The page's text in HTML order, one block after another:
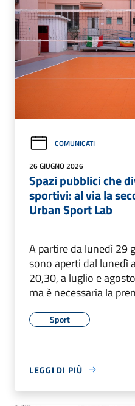
COMUNICATI
26 GIUGNO 2026
Spazi pubblici che
sportivi: al via la
Urban Sport Lab
A partire da lunedì 29
sono aperti dal lunedì
20,30, a luglio e
ma è necessaria la
Sport
LEGGI DI PIÙ